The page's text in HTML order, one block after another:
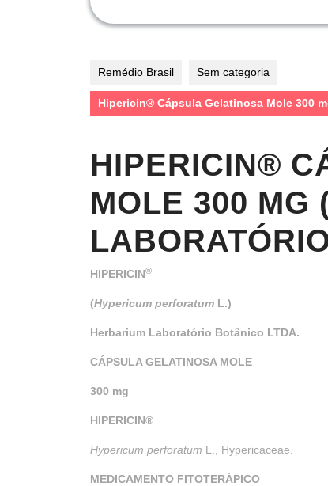
Remédio Brasil Sem categoria
Hipericin® Cápsula Gelatinosa Mole 300
HIPERICIN®
MOLE 300 MG
HIPERICIN®
(Hypericum perforatum L.)
Herbarium Laboratório Botânico LTDA.
CÁPSULA GELATINOSA MOLE
300 mg
HIPERICIN®
Hypericum perforatum L., Hypericaceae.
MEDICAMENTO FITOTERÁPICO